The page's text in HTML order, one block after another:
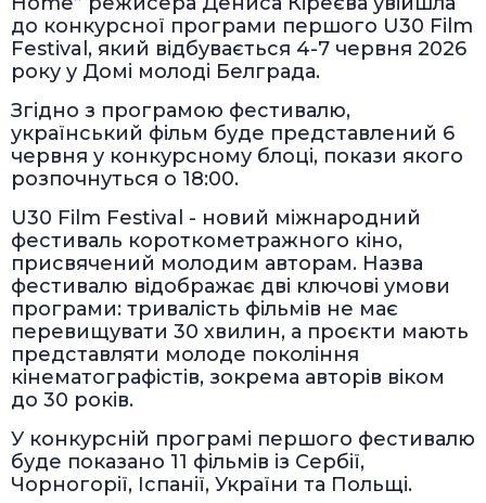
до конкурсної програми першого U30 Film
Festival, який відбувається 4-7 червня 2026
року у Домі молоді Белграда.
Згідно з програмою фестивалю,
український фільм буде представлений 6
червня у конкурсному блоці, покази якого
розпочнуться о 18:00.
U30 Film Festival - новий міжнародний
фестиваль короткометражного кіно,
присвячений молодим авторам. Назва
фестивалю відображає дві ключові умови
програми: тривалість фільмів не має
перевищувати 30 хвилин, а проєкти мають
представляти молоде покоління
кінематографістів, зокрема авторів віком
до 30 років.
У конкурсній програмі першого фестивалю
буде показано 11 фільмів із Сербії,
Чорногорії, Іспанії, України та Польщі.